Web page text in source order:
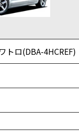
トロ(DBA-4HCREF)